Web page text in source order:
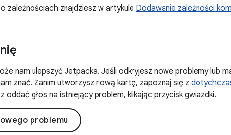
zależnościach znajdziesz w artykule Dodawanie zależności
nam ulepszyć Jetpacka. Jeśli odkryjesz nowe problemy lub
znać. Zanim utworzysz nową kartę, zapoznaj się z
oddać głos na istniejący problem, klikając przycisk gwiazdki.
problemu